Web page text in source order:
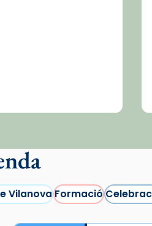
VilanovaFormació